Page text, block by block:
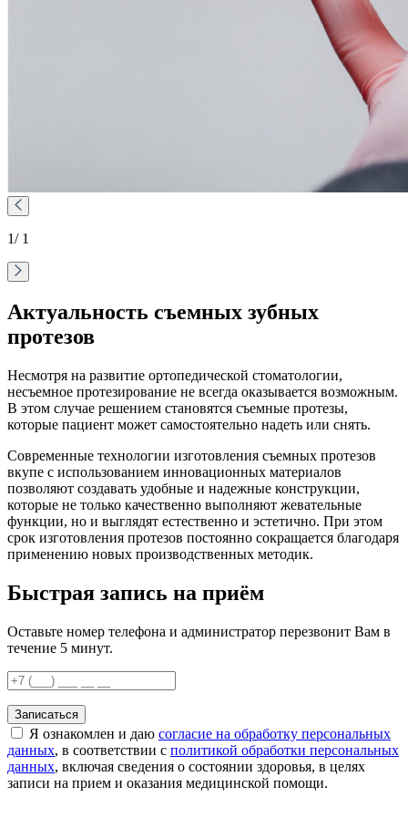
1/ 1
Актуальность съемных зубных
протезов
Несмотря на развитие ортопедической стоматологии,
несъемное протезирование не всегда оказывается возможным.
В этом случае решением становятся съемные протезы,
которые пациент может самостоятельно надеть или снять.
Современные технологии изготовления съемных протезов
вкупе с использованием инновационных материалов
позволяют создавать удобные и надежные конструкции,
которые не только качественно выполняют жевательные
функции, но и выглядят естественно и эстетично. При этом
срок изготовления протезов постоянно сокращается благодаря
применению новых производственных методик.
Быстрая запись на приём
Оставьте номер телефона и администратор перезвонит Вам в
течение 5 минут.
Записаться
Я ознакомлен и даю согласие на обработку персональных
данных, в соответствии с политикой обработки персональных
данных, включая сведения о состоянии здоровья, в целях
записи на прием и оказания медицинской помощи.